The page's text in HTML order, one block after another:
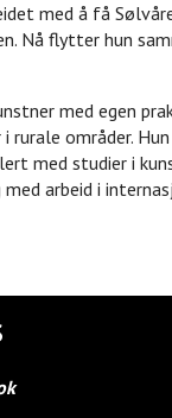
med å få
Nå flytter hun
med egen
områder.
med studier i
arbeid i